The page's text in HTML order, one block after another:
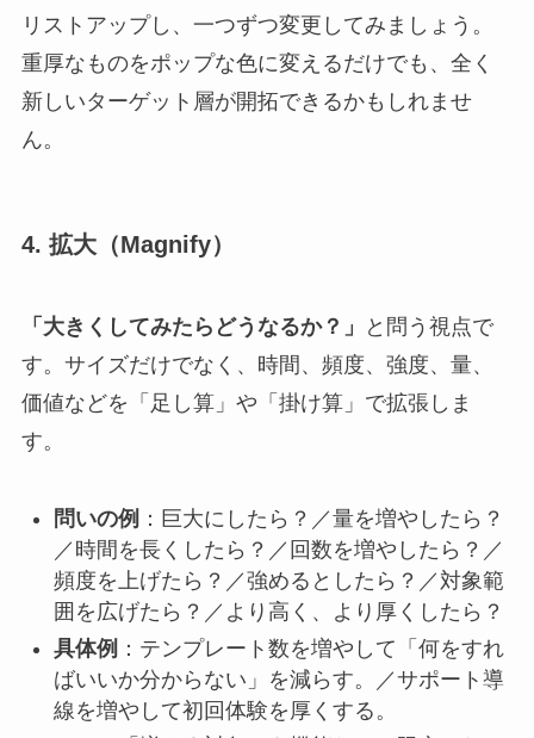
リストアップし、一つずつ変更してみましょう。
重厚なものをポップな色に変えるだけでも、全く
新しいターゲット層が開拓できるかもしれませ
ん。
4. 拡大（Magnify）
「大きくしてみたらどうなるか？」
と問う視点で
す。サイズだけでなく、時間、頻度、強度、量、
価値などを「足し算」や「掛け算」で拡張しま
す。
問いの例 ：巨大にしたら？／量を増やしたら？
／時間を長くしたら？／回数を増やしたら？／
頻度を上げたら？／強めるとしたら？／対象範
囲を広げたら？／より高く、より厚くしたら？
具体例 ：テンプレート数を増やして「何をすれ
ばいいか分からない」を減らす。／サポート導
線を増やして初回体験を厚くする。